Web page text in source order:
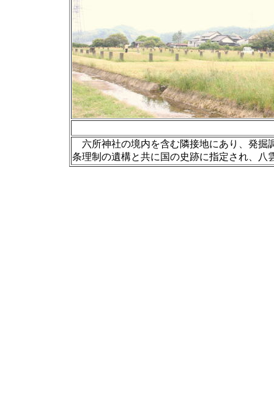
六所神社の境内を含む隣接地にあり、発掘
条理制の遺構と共に国の史跡に指定され